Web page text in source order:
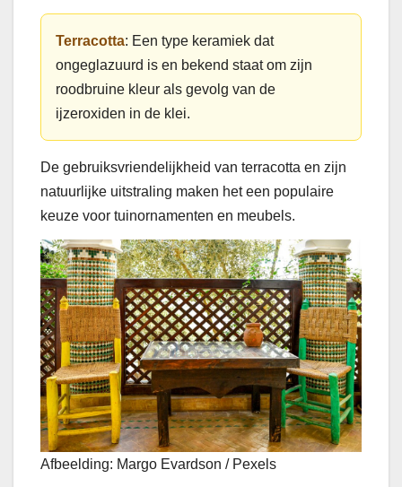
Terracotta: Een type keramiek dat
ongeglazuurd is en bekend staat om zijn
roodbruine kleur als gevolg van de
ijzeroxiden in de klei.
De gebruiksvriendelijkheid van terracotta en zijn
natuurlijke uitstraling maken het een populaire
keuze voor tuinornamenten en meubels.
Afbeelding: Margo Evardson / Pexels